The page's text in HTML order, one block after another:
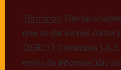
mismos, vi) crear bases
características y
Personales, v)
recall.
Términos: Declaro
que se dará a mis
DERCO Colombia
envío de información